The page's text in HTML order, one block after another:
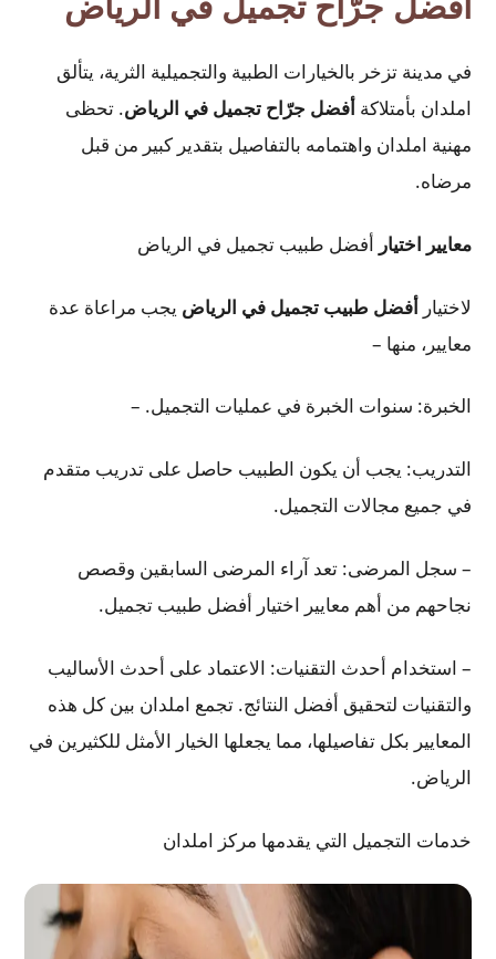
في مدينة تزخر بالخيارات الطبية والتجميلية الثرية، يتألق
املدان بأمتلاكةأفضل جرّاح تجميل في الرياض. تحظى
مهنية املدان واهتمامه بالتفاصيل بتقدير كبير من قبل
مرضاه.
معايير اختيار أفضل طبيب تجميل في الرياض
لاختيارأفضل طبيب تجميل في الرياض يجب مراعاة عدة
معايير، منها –
الخبرة: سنوات الخبرة في عمليات التجميل. –
التدريب: يجب أن يكون الطبيب حاصل على تدريب متقدم
في جميع مجالات التجميل.
– سجل المرضى: تعد آراء المرضى السابقين وقصص
نجاحهم من أهم معايير اختيار أفضل طبيب تجميل.
– استخدام أحدث التقنيات: الاعتماد على أحدث الأساليب
والتقنيات لتحقيق أفضل النتائج. تجمع املدان بين كل هذه
المعايير بكل تفاصيلها، مما يجعلها الخيار الأمثل للكثيرين في
الرياض.
خدمات التجميل التي يقدمها مركز املدان